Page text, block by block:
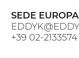
SEDE EUROPA
+39 02-2133574